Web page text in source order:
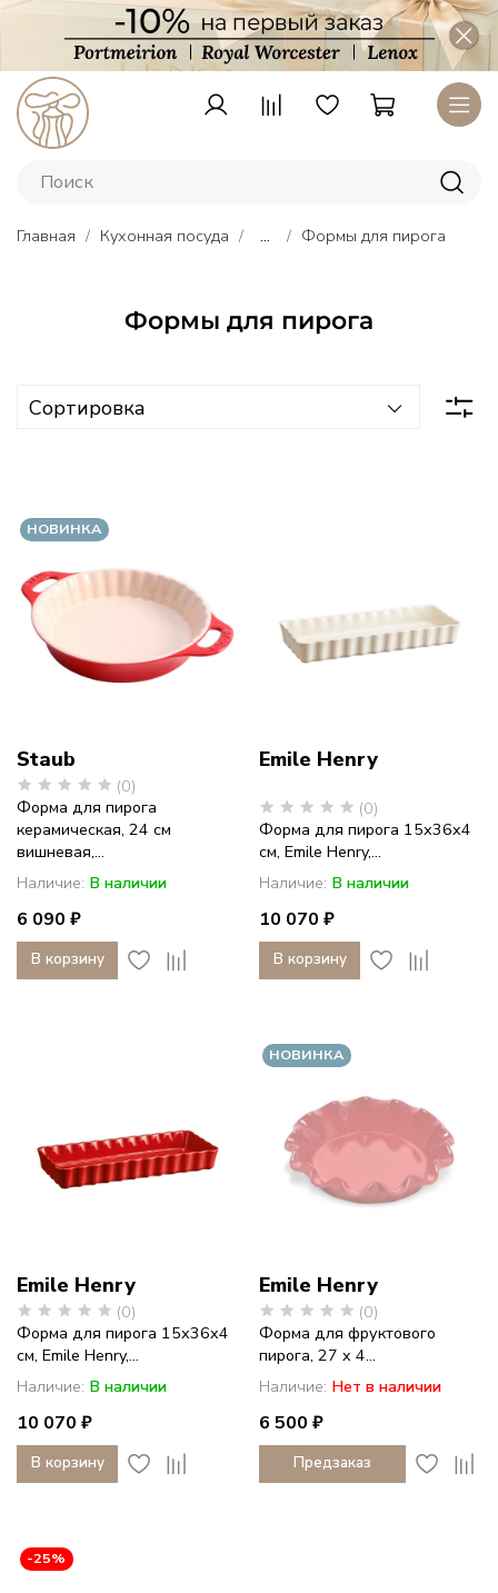
Главная Кухонная посуда ... Формы для пирога
Формы для пирога
Тарелки
Lenox
фарфор
с
историей
НОВИНКА
Staub
(0)
Форма для пирога
керамическая, 24 см
вишневая,...
Наличие: В наличии
6 090 ₽
В корзину
Emile Henry
(0)
Форма для пирога 15х36x4
см, Emile Henry,...
Наличие: В наличии
10 070 ₽
В корзину
Emile Henry
(0)
Форма для пирога 15х36x4
см, Emile Henry,...
Наличие: В наличии
10 070 ₽
В корзину
НОВИНКА
Emile Henry
(0)
Форма для фруктового
пирога, 27 x 4...
Наличие: Нет в наличии
6 500 ₽
Предзаказ
-25%